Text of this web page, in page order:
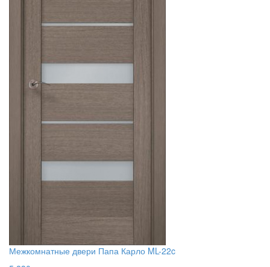
Межкомнатные двери Папа Карло ML-22c